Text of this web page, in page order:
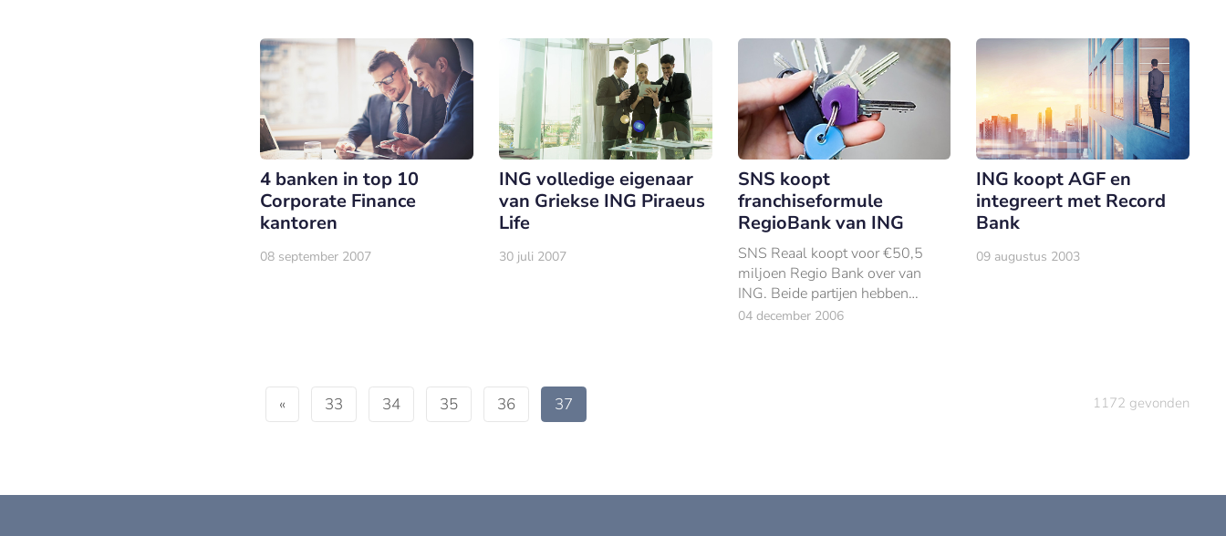
4 banken in top 10
Corporate Finance
kantoren
08 september 2007
ING volledige eigenaar
van Griekse ING Piraeus
Life
30 juli 2007
SNS koopt
franchiseformule
RegioBank van ING
SNS Reaal koopt voor €50,5
miljoen Regio Bank over van
ING. Beide partijen hebben
vanmorgen hiertoe een
04 december 2006
ING koopt AGF en
integreert met Record
Bank
09 augustus 2003
« 33 34 35 36 37 1172 gevonden